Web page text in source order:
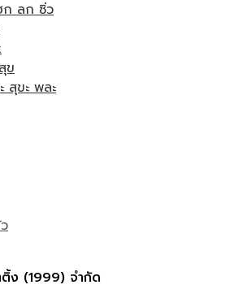
ก ลก ซิ่ว
ข
สุขะ พละ
ง (1999) จำกัด